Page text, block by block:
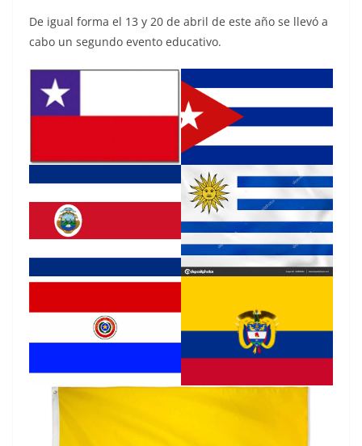
De igual forma el 13 y 20 de abril de este año se llevó a
cabo un segundo evento educativo.